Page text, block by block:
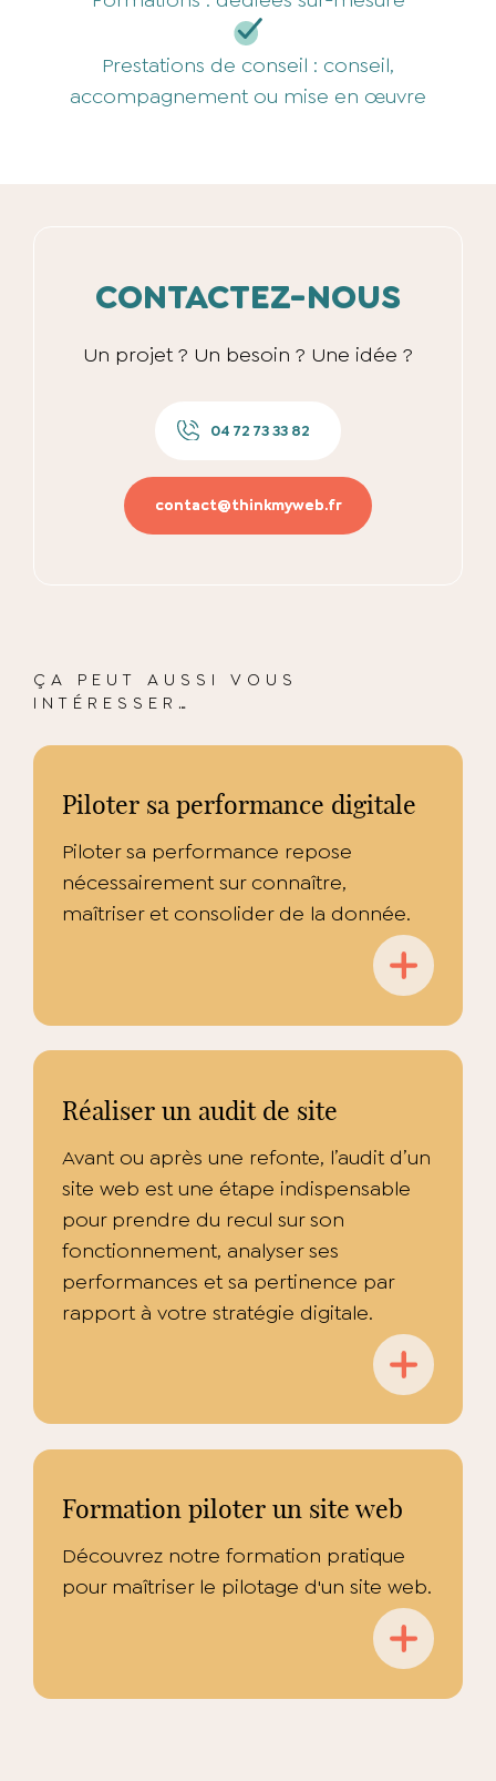
Prestations de conseil : conseil,
accompagnement ou mise en œuvre
CONTACTEZ-NOUS
Un projet ? Un besoin ? Une idée ?
04 72 73 33 82
contact@thinkmyweb.fr
ÇA PEUT AUSSI VOUS
INTÉRESSER…
Piloter sa performance digitale
Piloter sa performance repose
nécessairement sur connaître,
maîtriser et consolider de la donnée.
Réaliser un audit de site
Avant ou après une refonte, l’audit d’un
site web est une étape indispensable
pour prendre du recul sur son
fonctionnement, analyser ses
performances et sa pertinence par
rapport à votre stratégie digitale.
Formation piloter un site web
Découvrez notre formation pratique
pour maîtriser le pilotage d'un site web.